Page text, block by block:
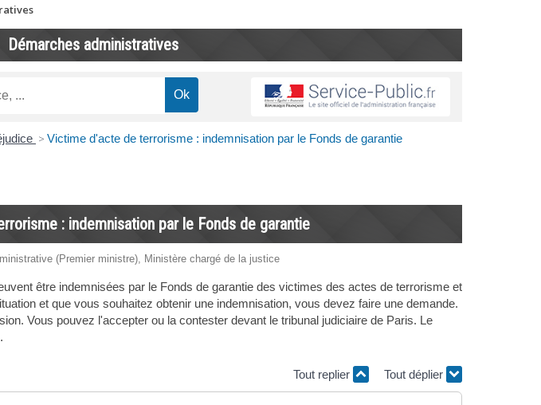
Démarches administratives
> Victime d'acte de terrorisme : indemnisation par le Fonds de garantie
: indemnisation par le Fonds de garantie
(Premier ministre), Ministère chargé de la justice
être indemnisées par le Fonds de garantie des victimes des actes de terrorisme et
et que vous souhaitez obtenir une indemnisation, vous devez faire une demande.
Vous pouvez l'accepter ou la contester devant le tribunal judiciaire de Paris. Le
Tout replier Tout déplier